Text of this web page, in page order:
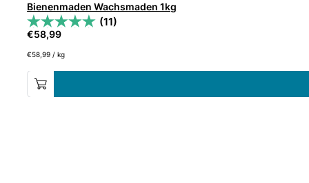
Bienenmaden Wachsmaden 1kg
(11)
€58,99
€58,99 /kg